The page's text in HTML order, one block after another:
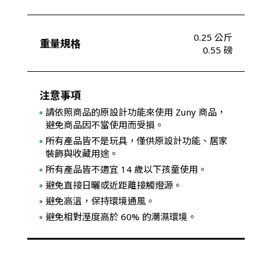
重量規格
0.25 公斤
0.55 磅
注意事項
請依照商品的原設計功能來使用 Zuny 商品，
避免商品因不當使用而受損。
所有產品皆不是玩具，僅供原設計功能、居家
裝飾與收藏用途。
所有產品皆不適宜 14 歲以下孩童使用。
避免直接日曬或近距離接觸燈源。
避免高溫，保持環境通風。
避免相對溼度高於 60% 的潮濕環境。